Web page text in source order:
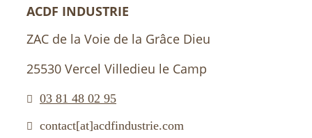
ACDF INDUSTRIE
ZAC de la Voie de la Grâce Dieu
25530 Vercel Villedieu le Camp
03 81 48 02 95
contact[at]acdfindustrie.com